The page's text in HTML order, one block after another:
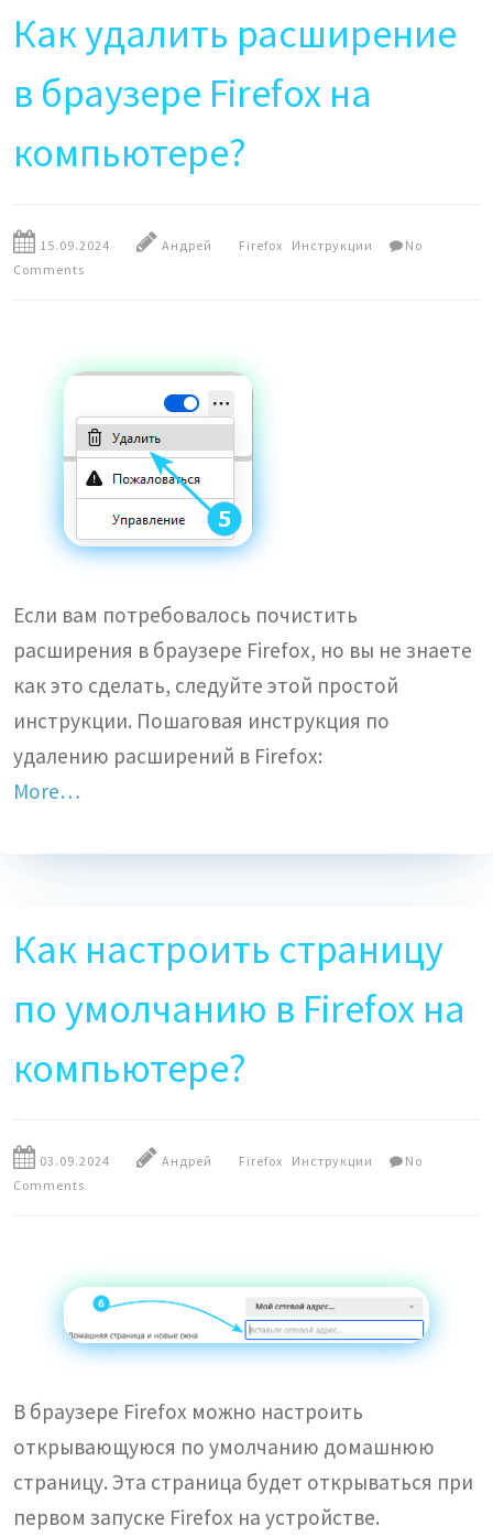
Как удалить расширение
в браузере Firefox на
компьютере?
15.09.2024 Андрей Firefox Инструкции
No
Comments
Если вам потребовалось почистить
расширения в браузере Firefox, но вы не знаете
как это сделать, следуйте этой простой
инструкции. Пошаговая инструкция по
удалению расширений в Firefox:
More…
Как настроить страницу
по умолчанию в Firefox на
компьютере?
03.09.2024 Андрей Firefox Инструкции
No
Comments
В браузере Firefox можно настроить
открывающуюся по умолчанию домашнюю
страницу. Эта страница будет открываться при
первом запуске Firefox на устройстве.